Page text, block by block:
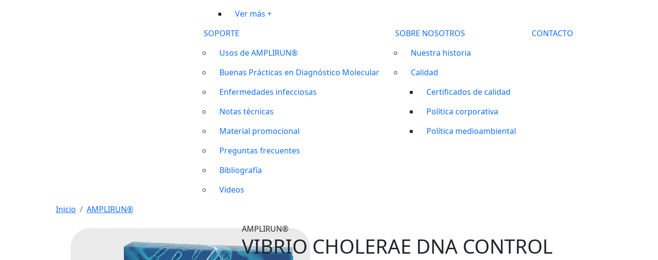
Ver más +
SOPORTE
Usos de AMPLIRUN®
Buenas Prácticas en Diagnóstico Molecular
Enfermedades infecciosas
Notas técnicas
Material promocional
Preguntas frecuentes
Bibliografía
Vídeos
SOBRE NOSOTROS
Nuestra historia
Calidad
Certificados de calidad
Política corporativa
Política medioambiental
CONTACTO
Inicio AMPLIRUN®
AMPLIRUN®
VIBRIO CHOLERAE DNA CONTROL